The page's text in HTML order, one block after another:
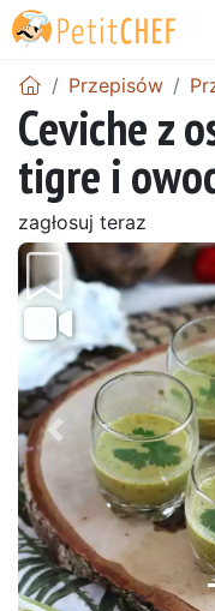
Przepisów
Ceviche z
tigre i
zagłosuj teraz
Wróć